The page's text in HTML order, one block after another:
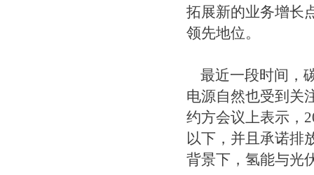
拓展新的业务增长
领先地位。
最近一段时间，
电源自然也受到关
约方会议上表示，
以下，并且承诺排
背景下，氢能与光